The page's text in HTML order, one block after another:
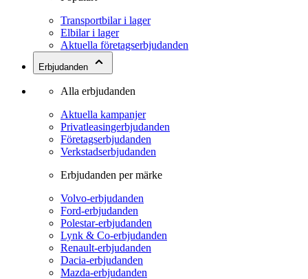
Transportbilar i lager
Elbilar i lager
Aktuella företagserbjudanden
Erbjudanden
Alla erbjudanden
Aktuella kampanjer
Privatleasingerbjudanden
Företagserbjudanden
Verkstadserbjudanden
Erbjudanden per märke
Volvo-erbjudanden
Ford-erbjudanden
Polestar-erbjudanden
Lynk & Co-erbjudanden
Renault-erbjudanden
Dacia-erbjudanden
Mazda-erbjudanden